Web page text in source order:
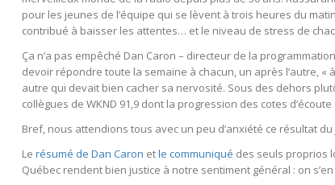
pour les jeunes de l’équipe qui se lèvent à trois heures du
contribué à baisser les attentes… et le niveau de stress de
Ça n’a pas empêché Dan Caron – directeur de la
devoir répondre toute la semaine à chacun, un après l’autre, «
autre qui devait bien cacher sa nervosité. Sous des dehors
collègues de WKND 91,9 dont la progression des cotes
Bref, nous attendions tous avec un peu d’anxiété ce résultat
Le résumé de Dan Caron etle communiqué des seuls proprios
Québec rendent bien justice à notre sentiment général : on